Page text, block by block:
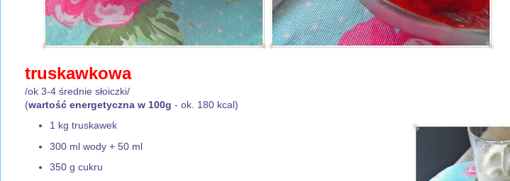
truskawkowa
/ok 3-4 średnie słoiczki/
(wartość energetyczna w 100g - ok. 180 kcal)
1 kg truskawek
300 ml wody + 50 ml
350 g cukru